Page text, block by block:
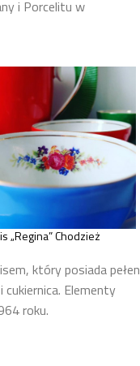
i Porcelitu w
„Regina” Chodzież
który posiada pełen
Elementy
roku.